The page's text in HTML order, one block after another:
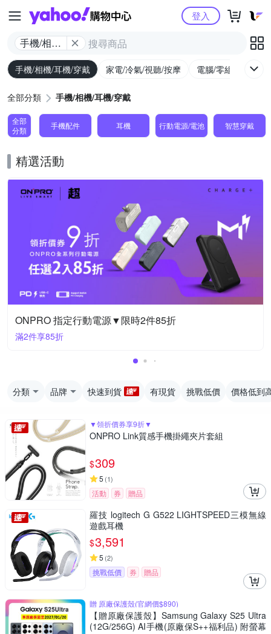
Yahoo購物中心
手機/相機/
耳機/穿戴
登入
手機/相機/耳機/穿戴 家電/冷氣/視聽/按摩 電腦/零組件/週邊/
全部分類 手機/相機/耳機/穿戴
全部
分類
手機配件 耳機 行動電源/電池 智慧穿戴
精選活動
ONPRO 指定行動電源▼限時2件85折
滿2件享85折
分類 品牌 快速到貨 有現貨 挑戰低價 價格低到
▼領折價券享9折▼
ONPRO Link質感手機掛繩夾片套組
$309
5 (1)
活動 券 贈品
羅技 logitech G G522 LIGHTSPEED三模無線
遊戲耳機
$3,591
5 (2)
挑戰低價 券 贈品
贈 原廠保護殼(官網價$890)
【贈原廠保護殼】Samsung Galaxy S25 Ultra
(12G/256G) AI手機(原廠保S++福利品) 附螢幕